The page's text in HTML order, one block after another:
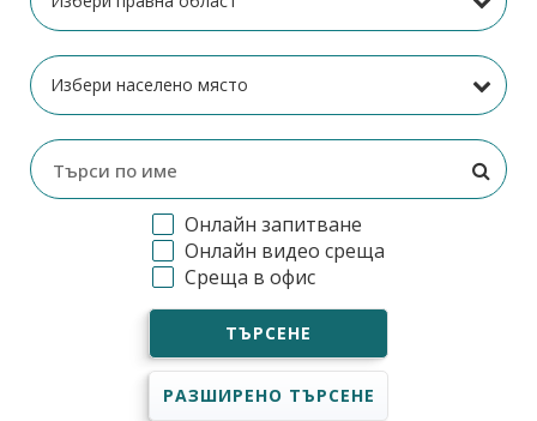
Онлайн запитване
Онлайн видео среща
Среща в офис
ТЪРСЕНЕ
РАЗШИРЕНО ТЪРСЕНЕ